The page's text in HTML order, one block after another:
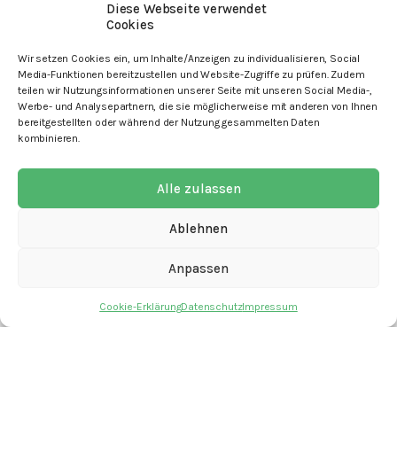
Diese Webseite verwendet
Cookies
Wir setzen Cookies ein, um Inhalte/Anzeigen zu individualisieren, Social
Media-Funktionen bereitzustellen und Website-Zugriffe zu prüfen. Zudem
teilen wir Nutzungsinformationen unserer Seite mit unseren Social Media-,
Werbe- und Analysepartnern, die sie möglicherweise mit anderen von Ihnen
bereitgestellten oder während der Nutzung gesammelten Daten
kombinieren.
Alle zulassen
Ablehnen
Anpassen
Cookie-ErklärungDatenschutzImpressum
mit den Angeboten
Kontakt